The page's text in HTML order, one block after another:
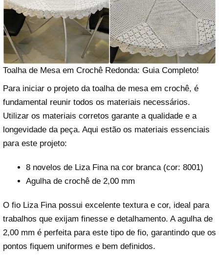
Toalha de Mesa em Crochê Redonda: Guia Completo!
Para iniciar o projeto da toalha de mesa em crochê, é
fundamental reunir todos os materiais necessários.
Utilizar os materiais corretos garante a qualidade e a
longevidade da peça. Aqui estão os materiais essenciais
para este projeto:
8 novelos de Liza Fina na cor branca (cor: 8001)
Agulha de crochê de 2,00 mm
O fio Liza Fina possui excelente textura e cor, ideal para
trabalhos que exijam finesse e detalhamento. A agulha de
2,00 mm é perfeita para este tipo de fio, garantindo que os
pontos fiquem uniformes e bem definidos.